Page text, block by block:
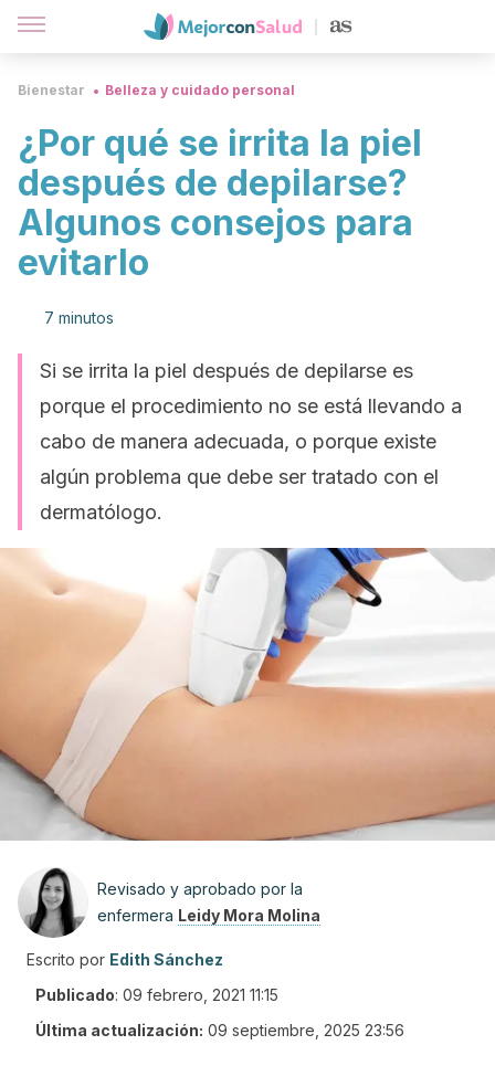
Bienestar Belleza y cuidado personal
¿Por qué se irrita la piel
después de depilarse?
Algunos consejos para
evitarlo
7 minutos
Si se irrita la piel después de depilarse es
porque el procedimiento no se está llevando a
cabo de manera adecuada, o porque existe
algún problema que debe ser tratado con el
dermatólogo.
Revisado y aprobado por la
enfermera Leidy Mora Molina
Escrito por Edith Sánchez
Publicado: 09 febrero, 2021 11:15
Última actualización: 09 septiembre, 2025 23:56